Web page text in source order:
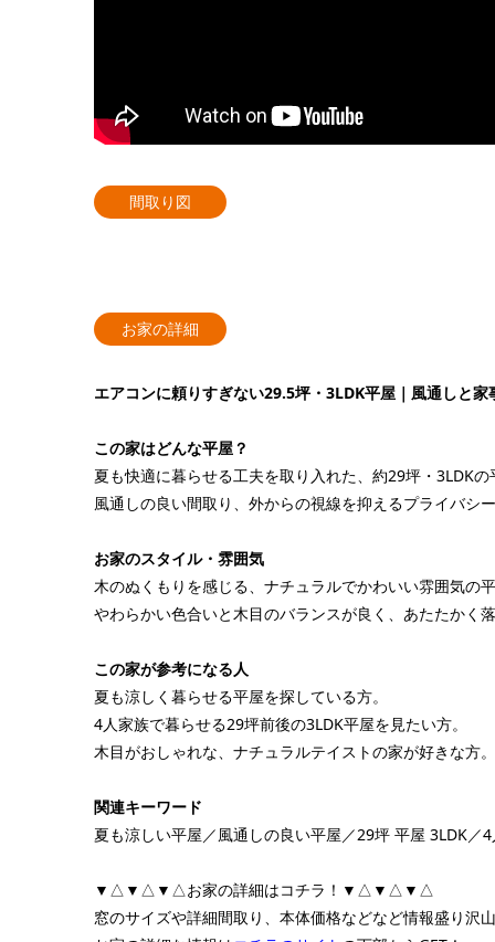
間取り図
お家の詳細
エアコンに頼りすぎない29.5坪・3LDK平屋｜風通しと
この家はどんな平屋？
夏も快適に暮らせる工夫を取り入れた、約29坪・3LDKの
風通しの良い間取り、外からの視線を抑えるプライバシ
お家のスタイル・雰囲気
木のぬくもりを感じる、ナチュラルでかわいい雰囲気の
やわらかい色合いと木目のバランスが良く、あたたかく
この家が参考になる人
夏も涼しく暮らせる平屋を探している方。
4人家族で暮らせる29坪前後の3LDK平屋を見たい方。
木目がおしゃれな、ナチュラルテイストの家が好きな方。
関連キーワード
夏も涼しい平屋／風通しの良い平屋／29坪 平屋 3LDK
▼△▼△▼△お家の詳細はコチラ！▼△▼△▼△
窓のサイズや詳細間取り、本体価格などなど情報盛り沢